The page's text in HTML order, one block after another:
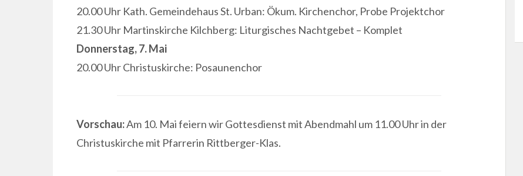
20.00 Uhr Kath. Gemeindehaus St. Urban: Ökum. Kirchenchor, Probe Projektchor
21.30 Uhr Martinskirche Kilchberg: Liturgisches Nachtgebet – Komplet
Donnerstag, 7. Mai
20.00 Uhr Christuskirche: Posaunenchor
Vorschau:Am 10. Mai feiern wir Gottesdienst mit Abendmahl um 11.00 Uhr in der
Christuskirche mit Pfarrerin Rittberger-Klas.